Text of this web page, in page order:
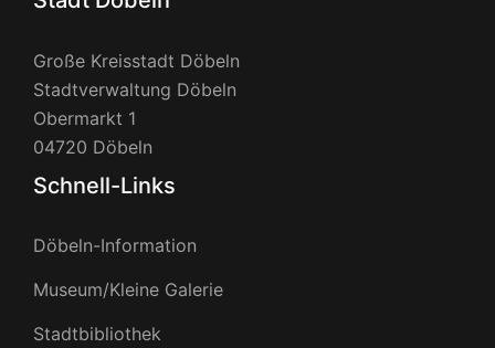
Große Kreisstadt Döbeln
Stadtverwaltung Döbeln
Obermarkt 1
04720 Döbeln
Schnell-Links
Döbeln-Information
Museum/Kleine Galerie
Stadtbibliothek